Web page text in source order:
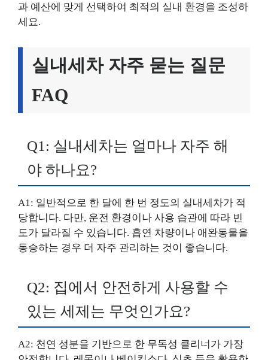
과 예산에 맞게 선택하여 최적의 실내 환경을 조성하
세요.
실내세차 자주 묻는 질문
FAQ
Q1: 실내세차는 얼마나 자주 해
야 하나요?
A1: 일반적으로 한 달에 한 번 정도의 실내세차가 적
당합니다. 다만, 운전 환경이나 사용 습관에 따라 빈
도가 달라질 수 있습니다. 흡연 차량이나 애완동물을
동승하는 경우 더 자주 관리하는 것이 좋습니다.
Q2: 집에서 안전하게 사용할 수
있는 세제는 무엇인가요?
A2: 천연 성분을 기반으로 한 무독성 클리너가 가장